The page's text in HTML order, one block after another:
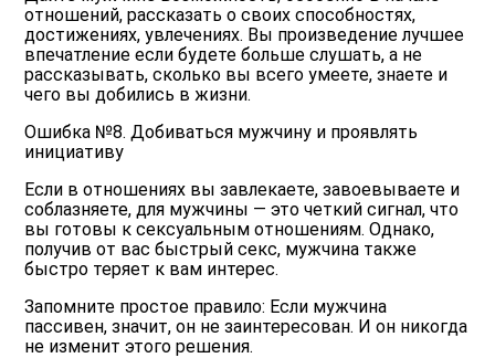
отношений, рассказать о своих способностях,
достижениях, увлечениях. Вы произведение лучшее
впечатление если будете больше слушать, а не
рассказывать, сколько вы всего умеете, знаете и
чего вы добились в жизни.
Ошибка №8. Добиваться мужчину и проявлять
инициативу
Если в отношениях вы завлекаете, завоевываете и
соблазняете, для мужчины — это четкий сигнал, что
вы готовы к сексуальным отношениям. Однако,
получив от вас быстрый секс, мужчина также
быстро теряет к вам интерес.
Запомните простое правило: Если мужчина
пассивен, значит, он не заинтересован. И он никогда
не изменит этого решения.